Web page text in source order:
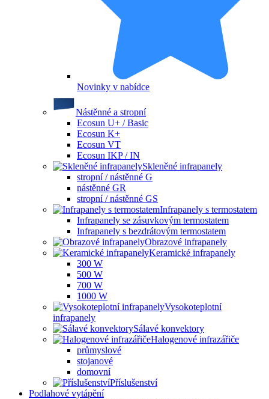
Novinky v nabídce
Nástěnné a stropní
Ecosun U+ / Basic
Ecosun K+
Ecosun VT
Ecosun IKP / IN
Skleněné infrapanely
stropní / nástěnné G
nástěnné GR
stropní / nástěnné GS
Infrapanely s termostatem
Infrapanely se zásuvkovým termostatem
Infrapanely s bezdrátovým termostatem
Obrazové infrapanely
Keramické infrapanely
300 W
500 W
700 W
1000 W
Vysokoteplotní
infrapanely
Sálavé konvektory
Halogenové infrazářiče
průmyslové
stojanové
domovní
Příslušenství
Podlahové vytápění